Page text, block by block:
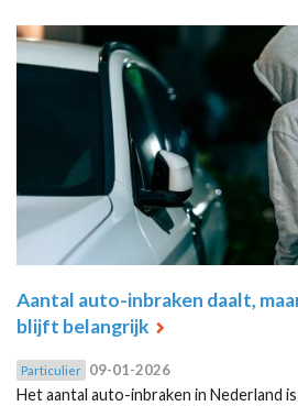
Aantal auto-inbraken daalt,
blijft belangrijk
Particulier 09-01-2026
Het aantal auto-inbraken in Nederland